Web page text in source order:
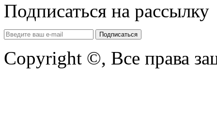
Подписаться на рассылку
Copyright ©, Все права